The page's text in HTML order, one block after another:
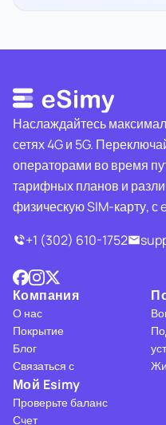
Наслаждайтесь
сетях 4G и 5G.
операторами во время
тарифных планов и
физическую SIM-карту, с
+1 (302) 610-1752
Компания
О нас
Покрытие
Блог
Связаться с
Мой Esimy
Проверьте баланс
Счет